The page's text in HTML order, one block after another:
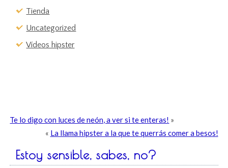
Tienda
Uncategorized
Vídeos hipster
Te lo digo con luces de neón, a ver si te enteras! »
« La llama hipster a la que te querrás comer a besos!
Estoy sensible, sabes, no?